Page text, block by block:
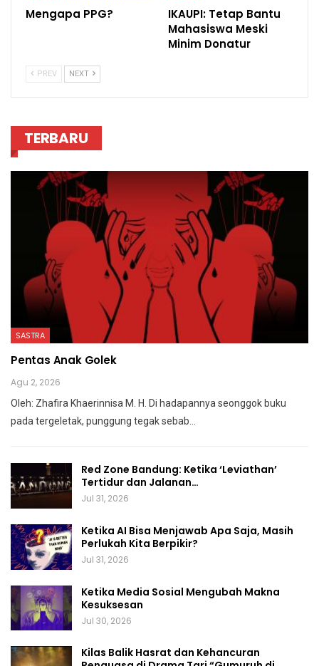
Mengapa PPG?
IKAUPI: Tetap Bantu
Mahasiswa Meski
Minim Donatur
PREV NEXT
TERBARU
SASTRA
Pentas Anak Golek
Agu 2, 2026
Oleh: Zhafira Khaerinnisa M. H. Di hadapannya seonggok buku
pada tergeletak, punggung tegaksebab…
Red Zone Bandung: Ketika ‘Leviathan’
Tertidur dan Jalanan…
Jul 31, 2026
Ketika AI Bisa Menjawab Apa Saja, Masih
Perlukah Kita Berpikir?
Jul 31, 2026
Ketika Media Sosial Mengubah Makna
Kesuksesan
Jul 30, 2026
Kilas Balik Hasrat dan Kehancuran